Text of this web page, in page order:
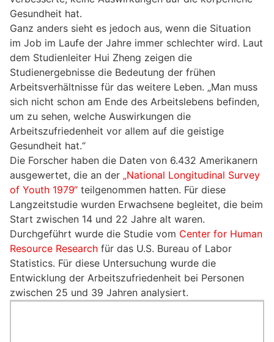
Gesundheit hat.
Ganz anders sieht es jedoch aus, wenn die Situation
im Job im Laufe der Jahre immer schlechter wird. Laut
dem Studienleiter Hui Zheng zeigen die
Studienergebnisse die Bedeutung der frühen
Arbeitsverhältnisse für das weitere Leben. „Man muss
sich nicht schon am Ende des Arbeitslebens befinden,
um zu sehen, welche Auswirkungen die
Arbeitszufriedenheit vor allem auf die geistige
Gesundheit hat.“
Die Forscher haben die Daten von 6.432 Amerikanern
ausgewertet, die an der „National Longitudinal Survey
of Youth 1979“ teilgenommen hatten. Für diese
Langzeitstudie wurden Erwachsene begleitet, die beim
Start zwischen 14 und 22 Jahre alt waren.
Durchgeführt wurde die Studie vom Center for Human
Resource Research für das U.S. Bureau of Labor
Statistics. Für diese Untersuchung wurde die
Entwicklung der Arbeitszufriedenheit bei Personen
zwischen 25 und 39 Jahren analysiert.